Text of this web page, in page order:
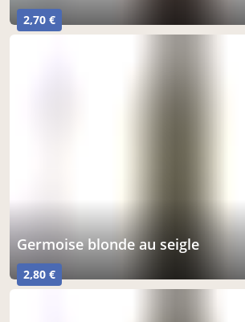
2,70 €
germoise blonde au seigle
2,80 €